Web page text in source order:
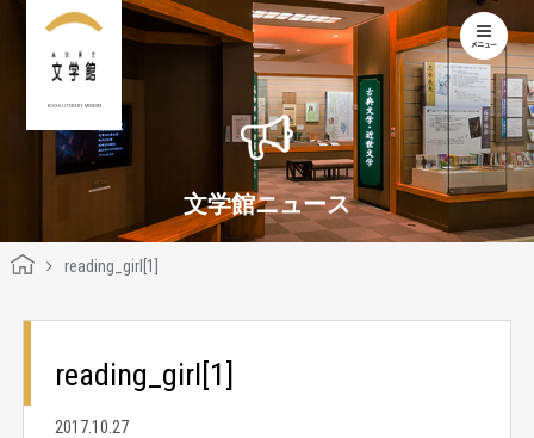
KOCHI LITERARY MUSEUM
文学館ニュース
reading_girl[1]
reading_girl[1]
2017.10.27